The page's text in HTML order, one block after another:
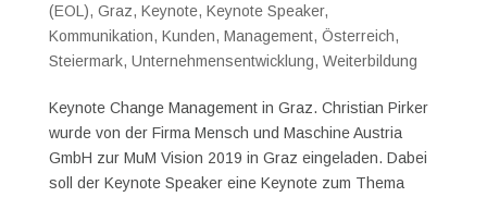
(EOL), Graz, Keynote, Keynote Speaker,
Kommunikation, Kunden, Management, Österreich,
Steiermark, Unternehmensentwicklung, Weiterbildung
Keynote Change Management in Graz. Christian Pirker
wurde von der Firma Mensch und Maschine Austria
GmbH zur MuM Vision 2019 in Graz eingeladen. Dabei
soll der Keynote Speaker eine Keynote zum Thema